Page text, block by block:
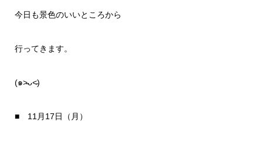
今日も景色のいいところから
行ってきます。
(๑˃̵ᴗ˂̵)
■ 11月17日（月）